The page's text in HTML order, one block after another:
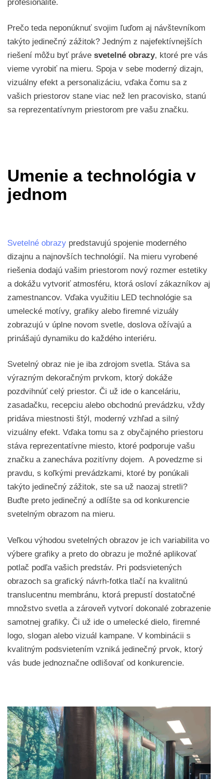
profesionalite.
Prečo teda neponúknuť svojim ľuďom aj návštevníkom
takýto jedinečný zážitok? Jedným z najefektívnejších
riešení môžu byť práve svetelné obrazy, ktoré pre vás
vieme vyrobiť na mieru. Spoja v sebe moderný dizajn,
vizuálny efekt a personalizáciu, vďaka čomu sa z
vašich priestorov stane viac než len pracovisko, stanú
sa reprezentatívnym priestorom pre vašu značku.
Umenie a technológia v
jednom
Svetelné obrazy predstavujú spojenie moderného
dizajnu a najnovších technológií. Na mieru vyrobené
riešenia dodajú vašim priestorom nový rozmer estetiky
a dokážu vytvoriť atmosféru, ktorá osloví zákazníkov aj
zamestnancov. Vďaka využitiu LED technológie sa
umelecké motívy, grafiky alebo firemné vizuály
zobrazujú v úplne novom svetle, doslova ožívajú a
prinášajú dynamiku do každého interiéru.
Svetelný obraz nie je iba zdrojom svetla. Stáva sa
výrazným dekoračným prvkom, ktorý dokáže
pozdvihnúť celý priestor. Či už ide o kanceláriu,
zasadačku, recepciu alebo obchodnú prevádzku, vždy
pridáva miestnosti štýl, moderný vzhľad a silný
vizuálny efekt. Vďaka tomu sa z obyčajného priestoru
stáva reprezentatívne miesto, ktoré podporuje vašu
značku a zanecháva pozitívny dojem. A povedzme si
pravdu, s koľkými prevádzkami, ktoré by ponúkali
takýto jedinečný zážitok, ste sa už naozaj stretli?
Buďte preto jedinečný a odlíšte sa od konkurencie
svetelným obrazom na mieru.
Veľkou výhodou svetelných obrazov je ich variabilita vo
výbere grafiky a preto do obrazu je možné aplikovať
potlač podľa vašich predstáv. Pri podsvietených
obrazoch sa grafický návrh-fotka tlačí na kvalitnú
translucentnu membránu, ktorá prepustí dostatočné
množstvo svetla a zároveň vytvorí dokonalé zobrazenie
samotnej grafiky. Či už ide o umelecké dielo, firemné
logo, slogan alebo vizuál kampane. V kombinácii s
kvalitným podsvietením vzniká jedinečný prvok, ktorý
vás bude jednoznačne odlišovať od konkurencie.